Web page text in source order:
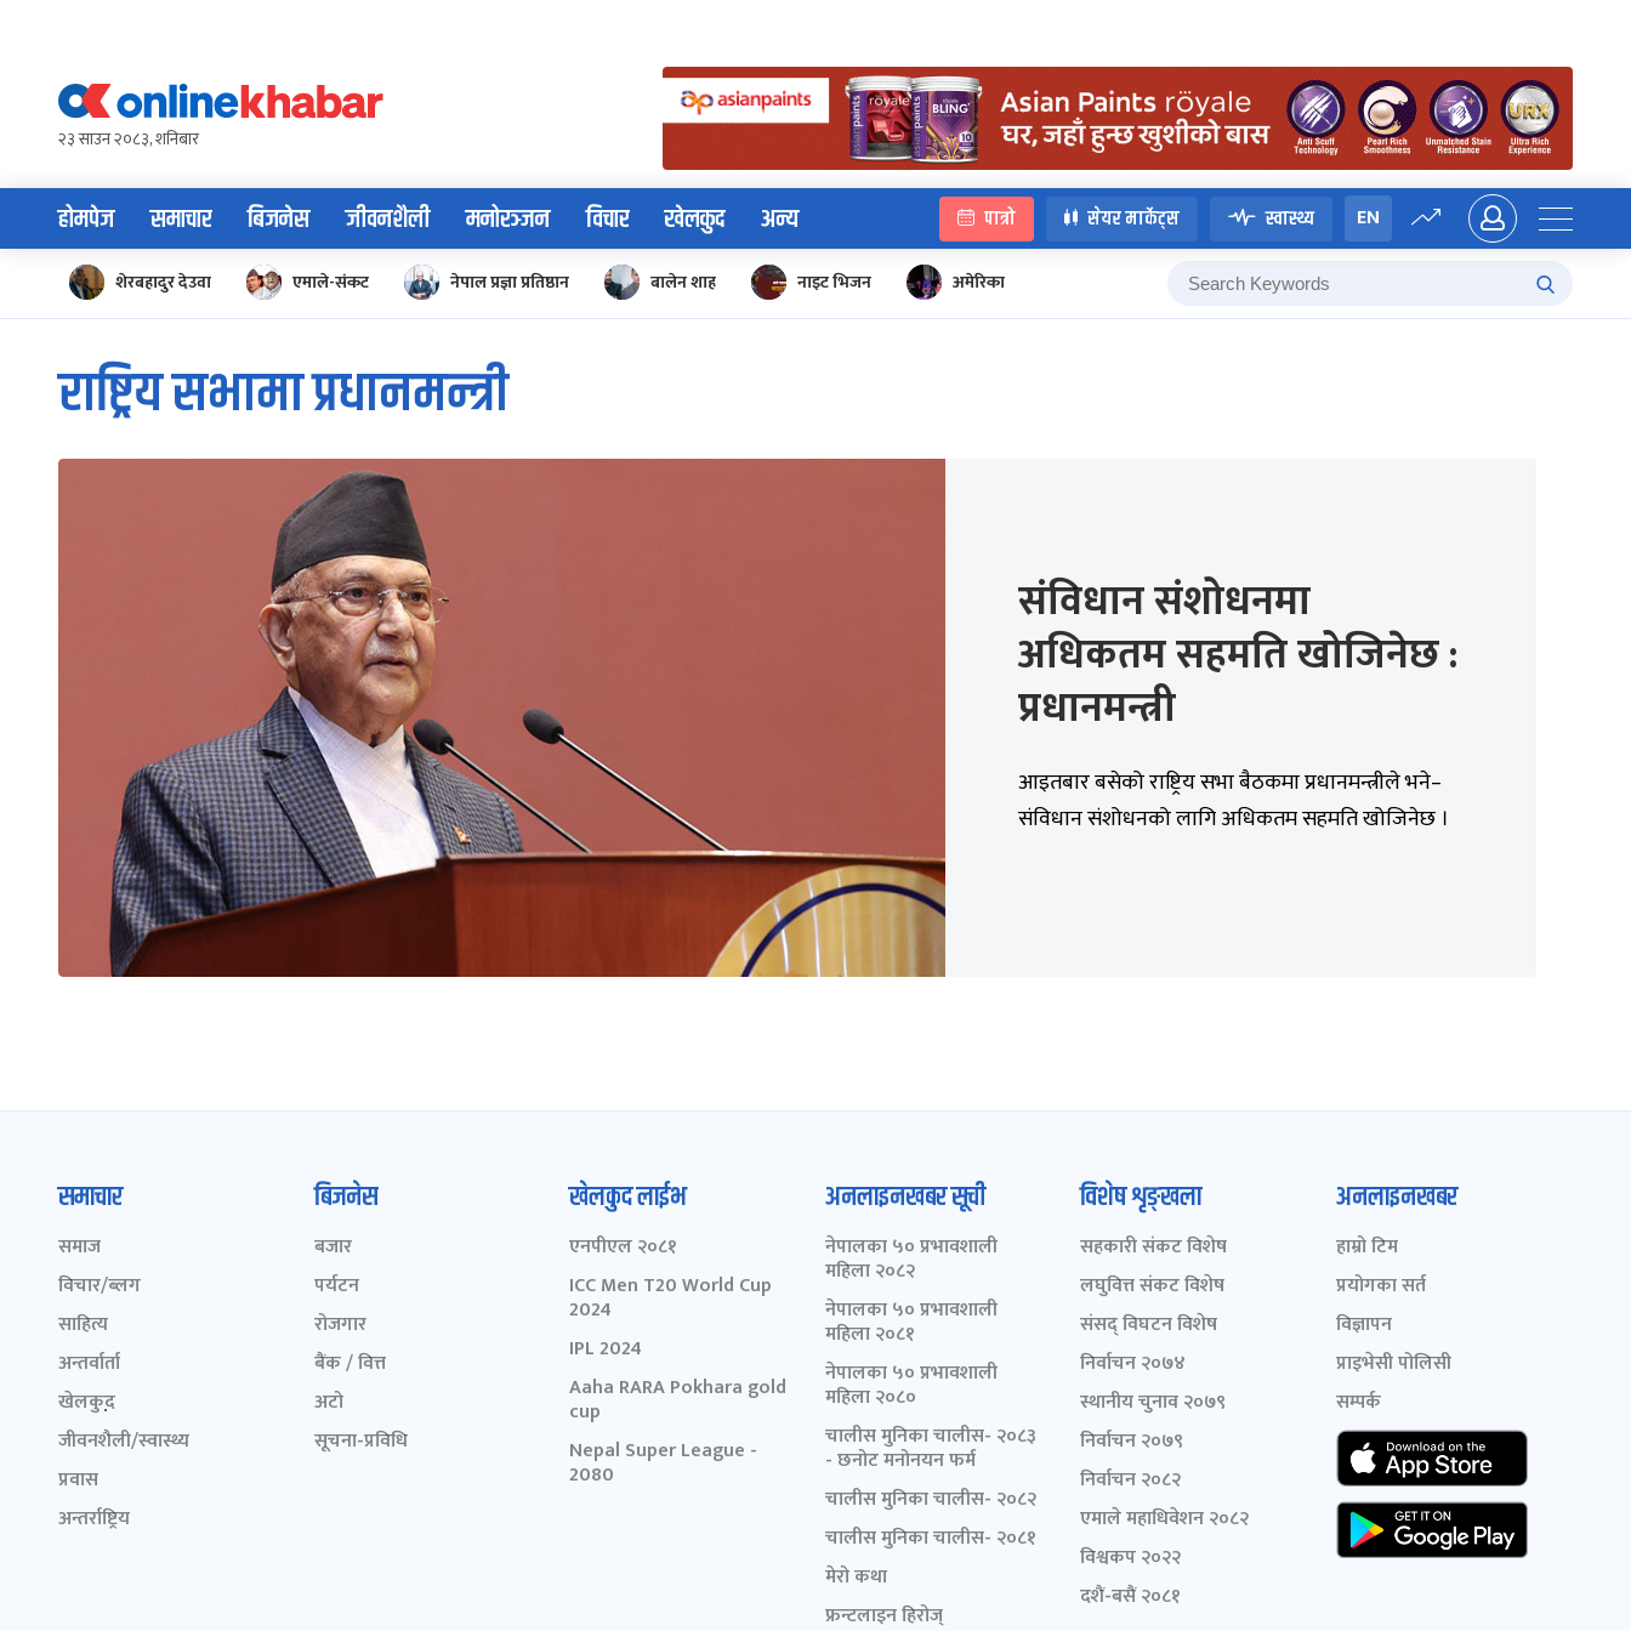
content२३ साउन २०८३, शनिबार
होमपेज समाचार बिजनेस जीवनशैली मनोरञ्जन विचार खेलकुद अन्य पात्रो सेयर मार्केट्स स्वास्थ्य EN
शेरबहादुर देउवा एमाले-संकट नेपाल प्रज्ञा प्रतिष्ठान बालेन शाह नाइट भिजन अमेरिका
राष्ट्रिय सभामा प्रधानमन्त्री
संविधान संशोधनमा
अधिकतम सहमति खोजिनेछ :
प्रधानमन्त्री
आइतबार बसेको राष्ट्रिय सभा बैठकमा प्रधानमन्त्रीले भने–
संविधान संशोधनको लागि अधिकतम सहमति खोजिनेछ ।
समाचार
समाज
विचार/ब्लग
साहित्य
अन्तर्वार्ता
खेलकुद़़
जीवनशैली/स्वास्थ्य
प्रवास
अन्तर्राष्ट्रिय
बिजनेस
बजार
पर्यटन
रोजगार
बैंक / वित्त
अटो
सूचना-प्रविधि
खेलकुद लाईभ
एनपीएल २०८१
ICC Men T20 World Cup
2024
IPL 2024
Aaha RARA Pokhara gold
cup
Nepal Super League -
2080
अनलाइनखबर सूची
नेपालका ५० प्रभावशाली
महिला २०८२
नेपालका ५० प्रभावशाली
महिला २०८१
नेपालका ५० प्रभावशाली
महिला २०८०
चालीस मुनिका चालीस- २०८३
- छनोट मनोनयन फर्म
चालीस मुनिका चालीस- २०८२
चालीस मुनिका चालीस- २०८१
मेरो कथा
फ्रन्टलाइन हिरोज्
विशेष शृङ्खला
सहकारी संकट विशेष
लघुवित्त संकट विशेष
संसद् विघटन विशेष
निर्वाचन २०७४
स्थानीय चुनाव २०७९
निर्वाचन २०७९
निर्वाचन २०८२
एमाले महाधिवेशन २०८२
विश्वकप २०२२
दशैं-बसैं २०८१
अनलाइनखबर
हाम्रो टिम
प्रयोगका सर्त
विज्ञापन
प्राइभेसी पोलिसी
सम्पर्क